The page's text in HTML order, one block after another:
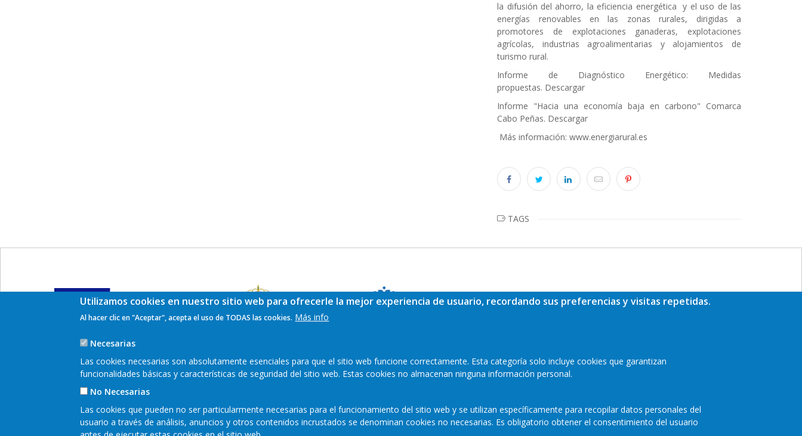
la difusión del ahorro, la eficiencia energética y el uso de las
energías renovables en las zonas rurales, dirigidas a
promotores de explotaciones ganaderas, explotaciones
agrícolas, industrias agroalimentarias y alojamientos de
turismo rural.
Informe de Diagnóstico Energético: Medidas
propuestas. Descargar
Informe "Hacia una economía baja en carbono" Comarca
Cabo Peñas. Descargar
Más información:www.energiarural.es
TAGS
Encuéntranos en redes sociales:
Utilizamos cookies en nuestro sitio web para ofrecerle la mejor experiencia de usuario, recordando sus preferencias y visitas repetidas.
Al hacer clic en "Aceptar", acepta el uso de TODAS las cookies. Más info
Necesarias
Las cookies necesarias son absolutamente esenciales para que el sitio web funcione correctamente. Esta categoría solo incluye cookies que garantizan
funcionalidades básicas y características de seguridad del sitio web. Estas cookies no almacenan ninguna información personal.
No Necesarias
Las cookies que pueden no ser particularmente necesarias para el funcionamiento del sitio web y se utilizan específicamente para recopilar datos personales del
usuario a través de análisis, anuncios y otros contenidos incrustados se denominan cookies no necesarias. Es obligatorio obtener el consentimiento del usuario